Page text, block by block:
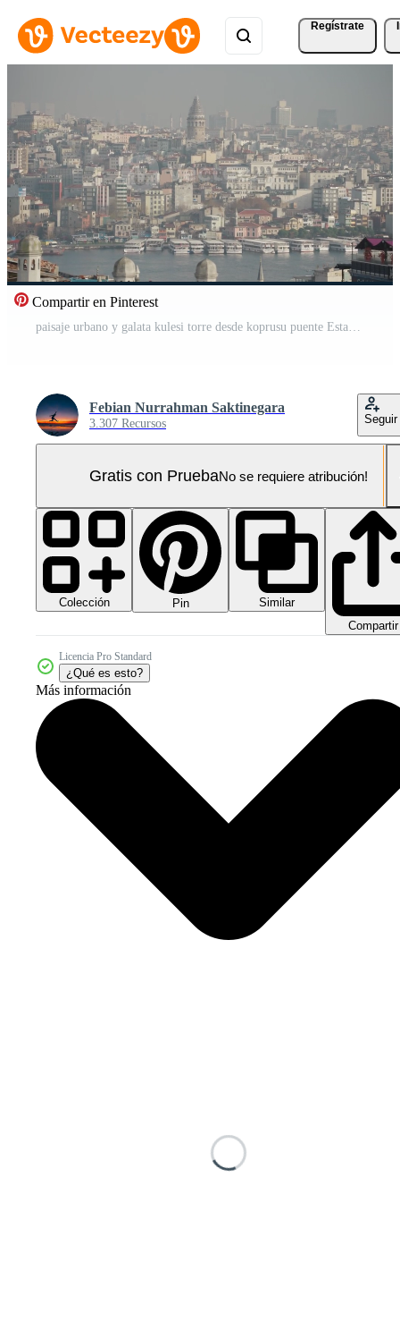
Regístrate
Compartir en Pinterest
paisaje urbano y galata kulesi torre desde koprusu puente Estanbul, Turquía Vídeo Pro
Febian Nurrahman Saktinegara
3.307 Recursos Seguir
Gratis con PruebaNo se requiere atribución!
Colección Pin
Similar
Compartir
Licencia Pro Standard
¿Qué es esto?
Más información